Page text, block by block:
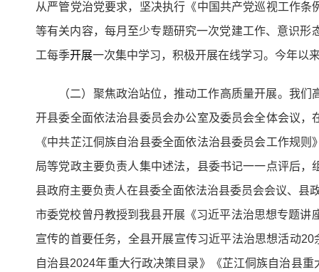
从严管党治党要求，坚决执行《中国共产党巡视工作
等有关内容，每月至少专题研究一次党建工作、意识
工每季开展一次集中学习，积极开展在线学习。今年以
（二）聚焦政治站位，推动工作高质量开展。我
开县委全面依法治县委员会办公室及委员会全体会议
《中共芷江侗族自治县委全面依法治县委员会工作规
局等党政主要负责人集中述法，县委书记一一点评后
县政府主要负责人在县委全面依法治县委员会会议、县
市委党校曾丹教授到我县开展《习近平法治思想专题
宣传的首要任务，全县开展宣传习近平法治思想活动
自治县2024年重大行政决策目录》《芷江侗族自治县